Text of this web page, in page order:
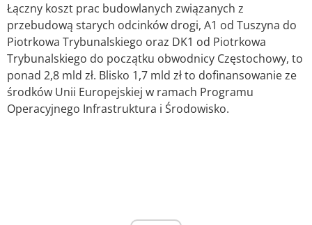
Łączny koszt prac budowlanych związanych z
przebudową starych odcinków drogi, A1 od Tuszyna do
Piotrkowa Trybunalskiego oraz DK1 od Piotrkowa
Trybunalskiego do początku obwodnicy Częstochowy, to
ponad 2,8 mld zł. Blisko 1,7 mld zł to dofinansowanie ze
środków Unii Europejskiej w ramach Programu
Operacyjnego Infrastruktura i Środowisko.